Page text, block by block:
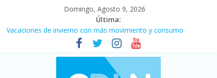
Domingo, Agosto 9, 2026
Última:
Vacaciones de invierno con más movimiento y consumo
turístico: 4,6 millones de personas viajaron por el país, un 5,9%
El agro argentino logró un récord histórico de exportaciones en
el primer semestre de 2026